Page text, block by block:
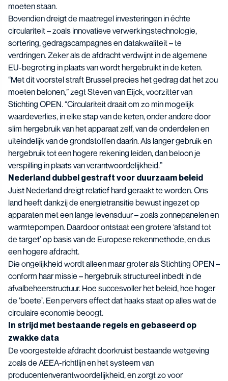
moeten staan.
Bovendien dreigt de maatregel investeringen in échte
circulariteit – zoals innovatieve verwerkingstechnologie,
sortering, gedragscampagnes en datakwaliteit – te
verdringen. Zeker als de afdracht verdwijnt in de algemene
EU-begroting in plaats van wordt hergebruikt in de keten.
“Met dit voorstel straft Brussel precies het gedrag dat het zou
moeten belonen,” zegt Steven van Eijck, voorzitter van
Stichting OPEN. “Circulariteit draait om zo min mogelijk
waardeverlies, in elke stap van de keten, onder andere door
slim hergebruik van het apparaat zelf, van de onderdelen en
uiteindelijk van de grondstoffen daarin. Als langer gebruik en
hergebruik tot een hogere rekening leiden, dan beloon je
verspilling in plaats van verantwoordelijkheid.”
Nederland dubbel gestraft voor duurzaam beleid
Juist Nederland dreigt relatief hard geraakt te worden. Ons
land heeft dankzij de energietransitie bewust ingezet op
apparaten met een lange levensduur – zoals zonnepanelen en
warmtepompen. Daardoor ontstaat een grotere ‘afstand tot
de target’ op basis van de Europese rekenmethode, en dus
een hogere afdracht.
Die ongelijkheid wordt alleen maar groter als Stichting OPEN –
conform haar missie – hergebruik structureel inbedt in de
afvalbeheerstructuur. Hoe succesvoller het beleid, hoe hoger
de ‘boete’. Een pervers effect dat haaks staat op alles wat de
circulaire economie beoogt.
In strijd met bestaande regels en gebaseerd op
zwakke data
De voorgestelde afdracht doorkruist bestaande wetgeving
zoals de AEEA-richtlijn en het systeem van
producentenverantwoordelijkheid, en zorgt zo voor